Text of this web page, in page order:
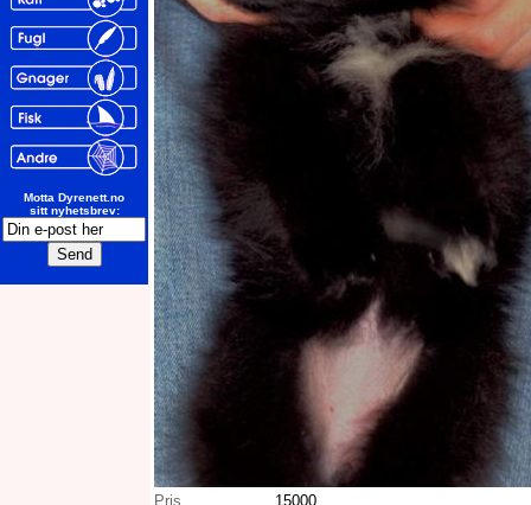
Motta Dyrenett.no
sitt nyhetsbrev:
Pris
15000